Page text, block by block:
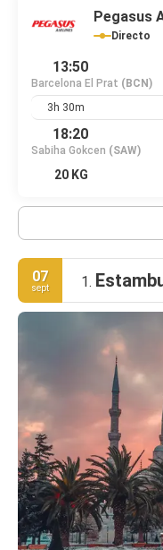
Pegasus
Directo
13:50
Barcelona El Prat (BCN)
3h 30m
18:20
Sabiha Gokcen (SAW)
20 KG
07
sept 1.